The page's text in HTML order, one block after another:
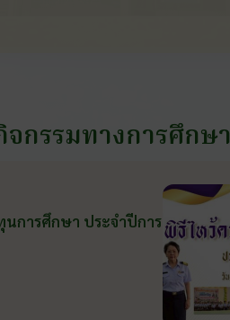
กรรมทางการศึกษา
นการศึกษา ประจำปีการ